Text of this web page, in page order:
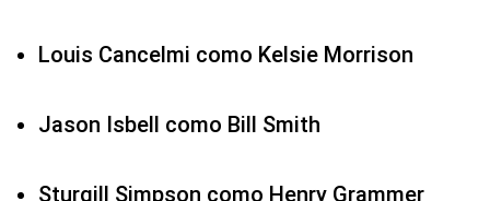
Louis Cancelmi como Kelsie Morrison
Jason Isbell como Bill Smith
Sturgill Simpson como Henry Grammer